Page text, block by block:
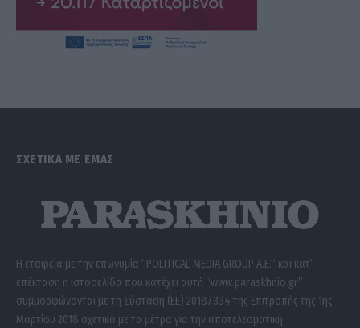
ΣΧΕΤΙΚΑ ΜΕ ΕΜΑΣ
Η εταιρεία με την επωνυμία “POLITICAL MEDIA GROUP A.E.” και κατ’
επέκταση η ιστοσελίδα που κατέχει αυτή “www.paraskhnio.gr”
συμμορφώνονται με τη Σύσταση (ΕΕ) 2018/334 της Επιτροπής της 1ης
Μαρτίου 2018 σχετικά με τα μέτρα για την αποτελεσματική